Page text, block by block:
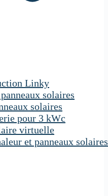
Linky
solaires
solaires
pour 3 kWc
virtuelle
et panneaux solaires